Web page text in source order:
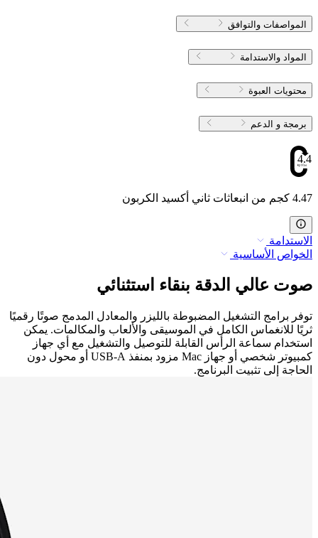
المواصفات والتوافق
المواد والاستدامة
محتويات العبوة
برمجة و الدعم
4.47
4.47 كجم من انبعاثات ثاني أكسيد الكربون
الاستدامة
الخواص الأساسية
صوت عالي الدقة بنقاء استثنائي
توفر برامج التشغيل المضبوطة بالليزر والمعادل المدمج صوتًا رقميًا
ثريًا للانغماس الكامل في الموسيقى والألعاب والمكالمات. يمكن
استخدام سماعة الرأس القابلة للتوصيل والتشغيل مع أي جهاز
كمبيوتر شخصي أو جهاز Mac مزود بمنفذ USB-A أو محول دون
الحاجة إلى تثبيت البرنامج.